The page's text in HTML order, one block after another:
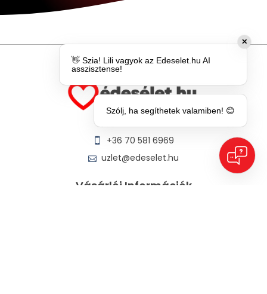
+36 70 581 6969
uzlet@edeselet.hu
Vásárlói Információk
✕
👋 Szia! Lili vagyok az Edeselet.hu AI
asszisztense!
Szólj, ha segíthetek valamiben! 😊